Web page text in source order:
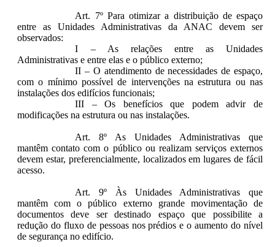
Art. 7º Para otimizar a distribuição de espaço
entre as Unidades Administrativas da ANAC devem ser
observados:
I – As relações entre as Unidades
Administrativas e entre elas e o público externo;
II – O atendimento de necessidades de espaço,
com o mínimo possível de intervenções na estrutura ou nas
instalações dos edifícios funcionais;
III – Os benefícios que podem advir de
modificações na estrutura ou nas instalações.
Art. 8º As Unidades Administrativas que
mantêm contato com o público ou realizam serviços externos
devem estar, preferencialmente, localizados em lugares de fácil
acesso.
Art. 9º Às Unidades Administrativas que
mantêm com o público externo grande movimentação de
documentos deve ser destinado espaço que possibilite a
redução do fluxo de pessoas nos prédios e o aumento do nível
de segurança no edifício.